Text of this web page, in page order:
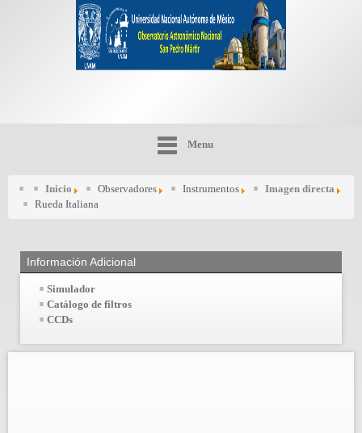
Menu
Inicio Observadores Instrumentos
Imagen directa
Rueda Italiana
Información Adicional
Simulador
Catálogo de filtros
CCDs